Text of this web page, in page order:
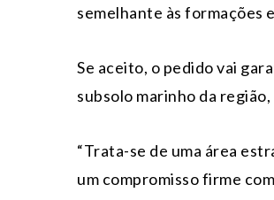
semelhante às formações
Se aceito, o pedido vai
subsolo marinho da
“Trata-se de uma área
um compromisso firme